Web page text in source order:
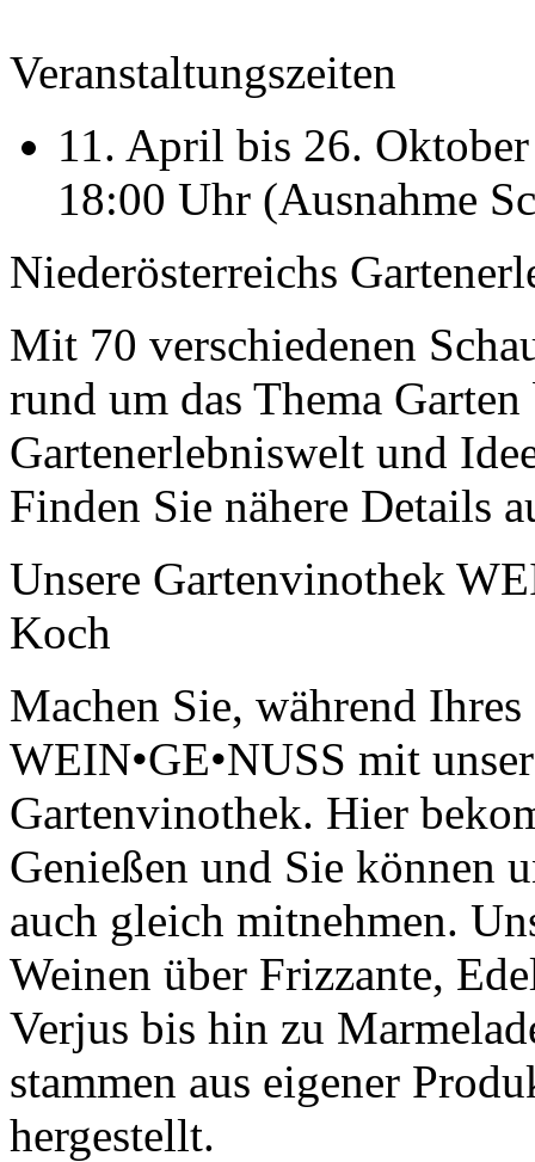
Veranstaltungszeiten
11. April bis 26.
18:00 Uhr (Ausnahme
Niederösterreichs
Mit 70 verschiedenen
rund um das Thema
Gartenerlebniswelt und
Finden Sie nähere Details
Unsere Gartenvinothek
Koch
Machen Sie, während
WEIN•GE•NUSS mit
Gartenvinothek. Hier
Genießen und Sie können
auch gleich mitnehmen.
Weinen über Frizzante,
Verjus bis hin zu
stammen aus eigener
hergestellt.